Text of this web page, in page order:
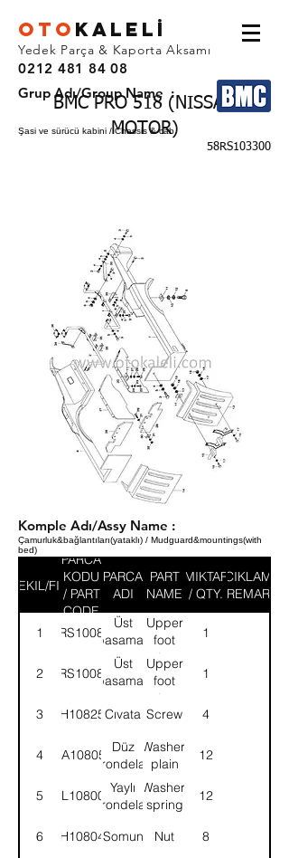
OTO KALEL İ
Yedek Parça & Kaporta Aksamı
0212 481 84 08
BMC PRO 518 (NISSAN
MOTOR)
Grup Adı/Group Name :
Şasi ve sürücü kabini / Chassis & cab
58RS103300
Komple Adı/Assy Name :
Çamurluk&bağlantıları(yataklı) / Mudguard&mountings(with
bed)
SEKIL/FIG
PARCA
KODU
/ PART
CODE
PARCA
ADI
PART
NAME
MIKTAR
/ QTY.
ACIKLAMA
/ REMARK
1 58RS100896
Üst
basamak
taşıyıcı-
Sağ
Upper
foot
step
carrier-
RH
1
2 58RS100895
Üst
basamak
Sol
Upper
foot
step
carrier-
1
3 SH108251Cıvata Screw 4
4 WA108051
Düz
rondela
Washer,
plain
12
5 WL108002
Yaylı
rondela
Washer,
spring
12
6 NH108041Somun Nut 8